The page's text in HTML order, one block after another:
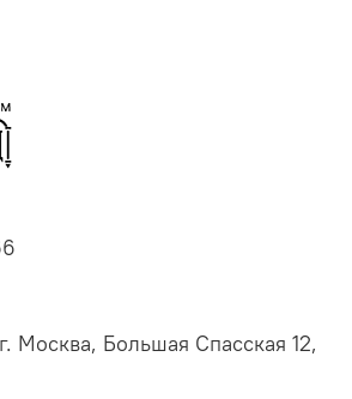
Москва, Большая Спасская 12,